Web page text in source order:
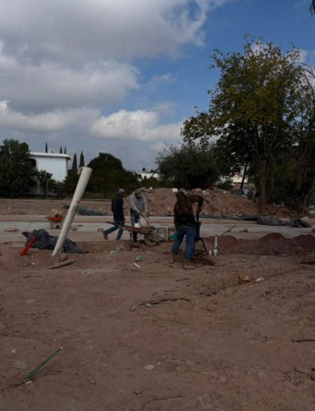
o que permitirá fortalecer la promoción turística y cultural
Por último, la presidenta concejal invitó a las y los
asistentes a visitar el stand de Villa de Pozos y conocer
la oferta que tiene el municipio, entre la que destacan su
gastronomía y sus tradiciones, como la emblemática
Procesión de los Cristos, una de las celebraciones que
forman parte de su identidad cultural.
También lee:
Villa de Pozos mantiene acciones por bailes
clandestinos